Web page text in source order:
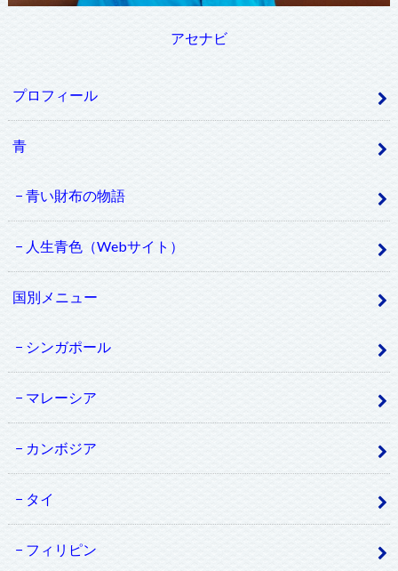
アセナビ
プロフィール
青
青い財布の物語
人生青色（Webサイト）
国別メニュー
シンガポール
マレーシア
カンボジア
タイ
フィリピン